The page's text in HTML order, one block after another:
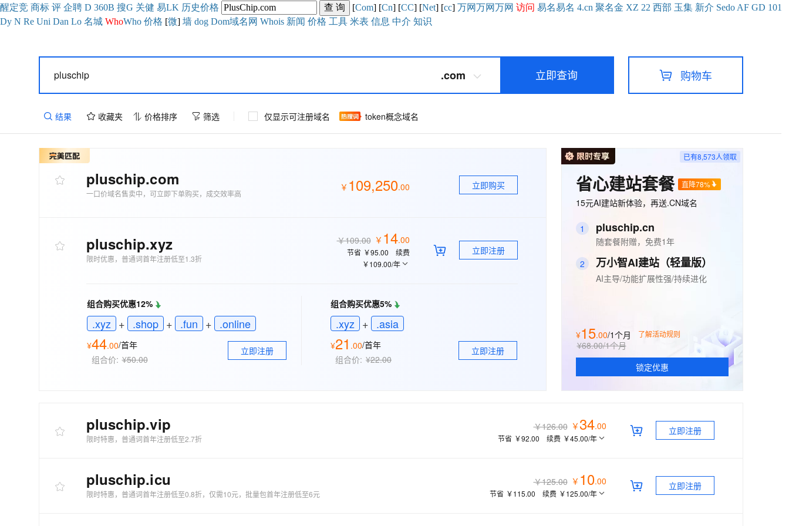
醒定竞 商标 评 企聘 D 360B 搜G 关健 易LK 历史价格 [Com] [Cn] [CC] [Net] [cc] 万网万网万网 访问 易名易名 4.cn 聚名金 XZ 22 西部 玉集 新介 Sedo AF GD 101
Dy N Re Uni Dan Lo 名城 WhoWho 价格 [微] 墙 dog Dom域名网 Whois 新闻 价格 工具 米表 信息 中介 知识